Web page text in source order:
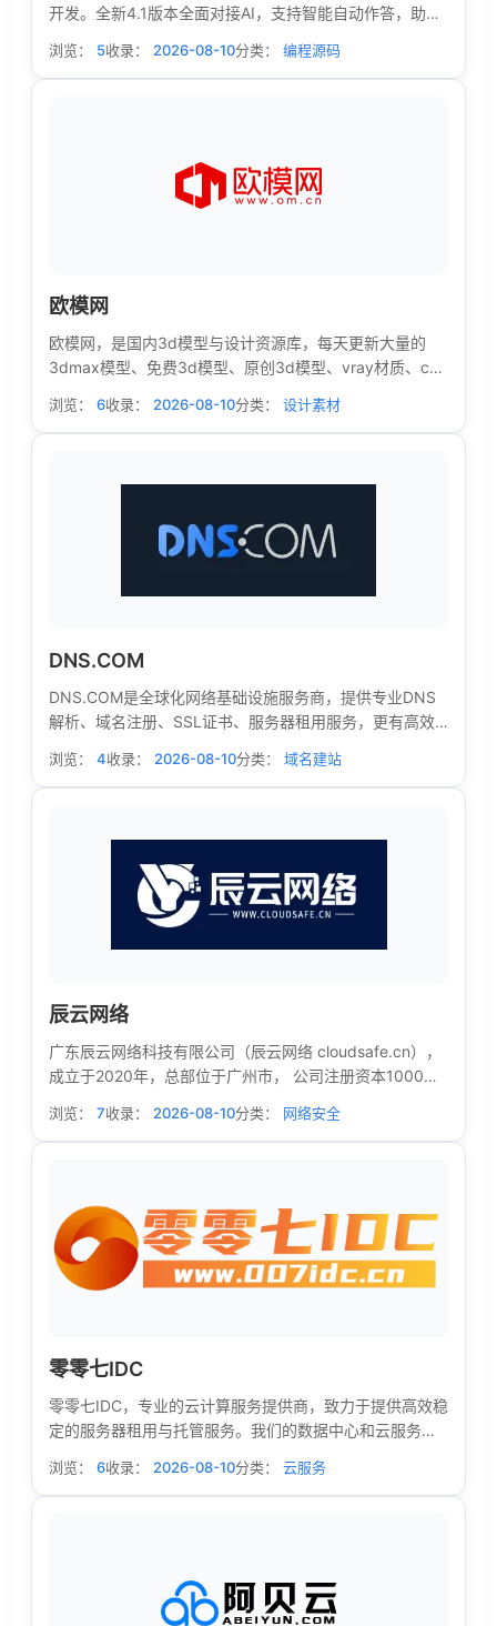
开发。全新4.1版本全面对接AI，支持智能自动作答，助力
浏览： 5收录： 2026-08-10分类： 编程源码
欧模网
欧模网，是国内3d模型与设计资源库，每天更新大量的
3dmax模型、免费3d模型、原创3d模型、vray材质、cad
作室上传共享，为广大设计师提供免费的3d模型素材下载
浏览： 6收录： 2026-08-10分类： 设计素材
DNS.COM
DNS.COM是全球化网络基础设施服务商，提供专业DNS
解析、域名注册、SSL证书、服务器租用服务，更有高效
稳定可靠、技术专业，一站式满足企业与个人的网络搭建
及安全防护需求。
浏览： 4收录： 2026-08-10分类： 域名建站
辰云网络
广东辰云网络科技有限公司（辰云网络 cloudsafe.cn），
成立于2020年，总部位于广州市， 公司注册资本1000万
保合规方案、 云联网、产品运营及行业解决方案的创新型
企业。公司拥有一批在IDC、网络安全领域多年具有丰富经
通过自主研发的自动化DDoS网络攻击防御平台，融合高性
能流量清洗系统。 智能抗C防御平台，指纹防护引擎、智
能识别连接、精准防护零误封网站应用防护系统。 业务转
发回源系统，安全态势感知系统。一站式等保合规方案，
求的同时， 提升全社会网络安全水平等等。为全国用户提
案、云联网等全方位服务及定制化解决方案。
浏览： 7收录： 2026-08-10分类： 网络安全
零零七IDC
零零七IDC，专业的云计算服务提供商，致力于提供高效稳
定的服务器租用与托管服务。我们的数据中心和云服务能
方案。
浏览： 6收录： 2026-08-10分类： 云服务